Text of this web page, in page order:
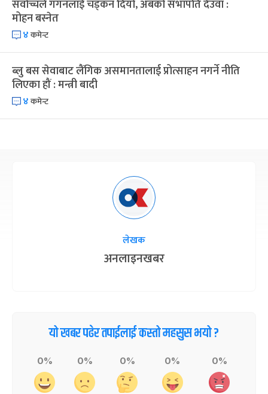
सर्वोच्चले गगनलाई चड्कन दियो, अबको सभापति देउवा :
मोहन बस्नेत
४कमेन्ट
ब्लु बस सेवाबाट लैंगिक असमानतालाई प्रोत्साहन नगर्ने नीति
लिएका हौं : मन्त्री बादी
४कमेन्ट
लेखक
अनलाइनखबर
यो खबर पढेर तपाईलाई कस्तो महसुस भयो ?
0% 0% 0% 0% 0%